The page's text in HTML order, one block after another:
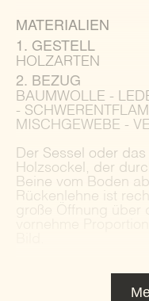
MATERIALIEN
1. GESTELL
HOLZARTEN
2. BEZUG
BAUMWOLLE -
-
MISCHGEWEBE -
Der Sessel oder
Holzsockel, der
Beine vom Boden
Rückenlehne ist